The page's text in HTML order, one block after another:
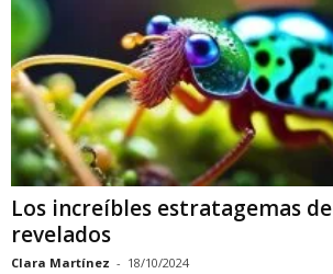
Los increíbles estratagemas
revelados
Clara Martínez - 18/10/2024